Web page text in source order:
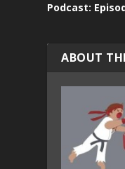
Podcast:
ABOUT